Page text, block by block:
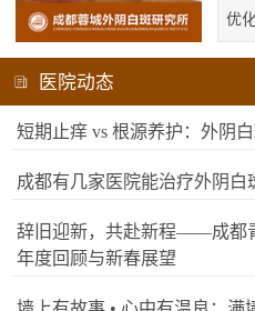
优化
医院动态
短期止痒 vs 根源养护：外阴
成都有几家医院能治疗外阴白
辞旧迎新，共赴新程——成都
年度回顾与新春展望